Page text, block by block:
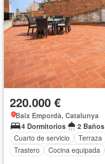
220.000 €
Baix Empordà, Catalunya
4 Dormitorios
2 Baños
Cuarto de servicio
Terraza
Trastero
Cocina equipada